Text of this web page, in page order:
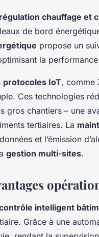
régulation chauffage et
de bord
propose un
la
protocoles IoT, comme
Ces technologies
gros chantiers – une
tertiaires. La
et l’émission
gestion multi-sites.
intelligent
Grâce à une